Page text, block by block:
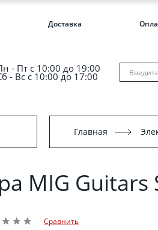
Доставка
- Пт c 10:00 до 19:00
- Вс с 10:00 до 17:00
Главная
MIG Guitars
Сравнить